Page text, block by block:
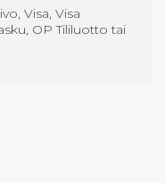
Visa, Visa
OP Tililuotto tai